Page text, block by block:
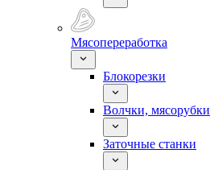
Мясопереработка
Блокорезки
Волчки, мясорубки
Заточные станки